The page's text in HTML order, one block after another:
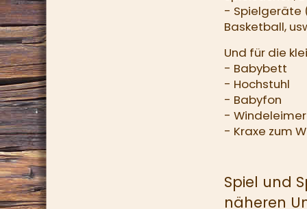
- Spielgeräte
Basketball,
Und für die
- Babybett
- Hochstuhl
- Babyfon
- Windeleimer
- Kraxe zum
Spiel und
näheren